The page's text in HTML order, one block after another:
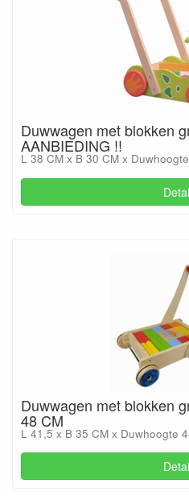
Duwwagen met blokken
AANBIEDING !!
L 38 CM x B 30 CM x
Duwwagen met blokken
48 CM
L 41,5 x B 35 CM x Duwhoogte